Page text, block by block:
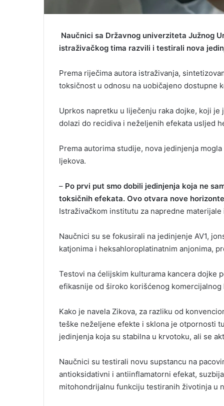
Naučnici sa Državnog univerziteta Južnog
istraživačkog tima razvili i testirali nova
Prema riječima autora istraživanja,
toksičnost u odnosu na uobičajeno dostupne
Uprkos napretku u liječenju raka dojke, koji
dolazi do recidiva i neželjenih efekata usljed
Prema autorima studije, nova jedinjenja
ljekova.
– Po prvi put smo dobili jedinjenja koja ne
toksičnih efekata. Ovo otvara nove
Istraživačkom institutu za napredne
Naučnici su se fokusirali na jedinjenje AV1,
katjonima i heksahloroplatinatnim anjonima,
Testovi na ćelijskim kulturama kancera dojke
efikasnije od široko korišćenog komercijalnog
Kako je navela Zikova, za razliku od
teške neželjene efekte i sklona je otpornosti
jedinjenja koja su stabilna u krvotoku, ali se
Naučnici su testirali novu supstancu na
antioksidativni i antiinflamatorni efekat,
mitohondrijalnu funkciju testiranih životinja u